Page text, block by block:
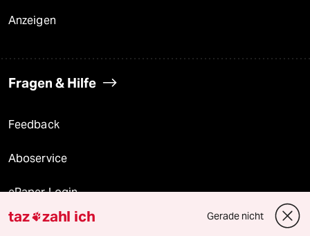
Anzeigen
Fragen & Hilfe
Feedback
Aboservice
ePaper Login
Downloads für Abonnierende
taz zahl ich Gerade nicht